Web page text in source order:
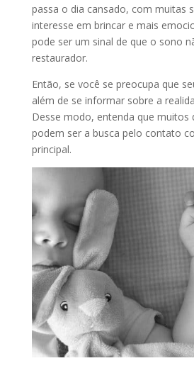
passa o dia cansado, com muitas
interesse em brincar e mais
pode ser um sinal de que o sono
restaurador.
Então, se você se preocupa que
além de se informar sobre a
Desse modo, entenda que muitos
podem ser a busca pelo contato
principal.